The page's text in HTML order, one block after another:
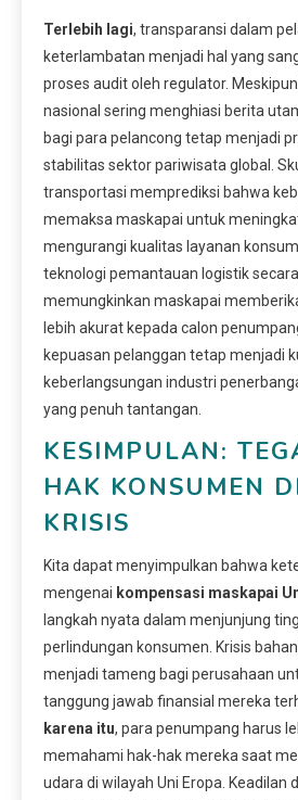
Terlebih lagi, transparansi dalam
keterlambatan menjadi hal yang
proses audit oleh regulator.
nasional sering menghiasi berita
bagi para pelancong tetap menjadi
stabilitas sektor pariwisata global.
transportasi memprediksi bahwa
memaksa maskapai untuk
mengurangi kualitas layanan
teknologi pemantauan logistik
memungkinkan maskapai
lebih akurat kepada calon
kepuasan pelanggan tetap menjadi
keberlangsungan industri
yang penuh tantangan.
KESIMPULAN:
HAK KONSUMEN
KRISIS
Kita dapat menyimpulkan bahwa
mengenai kompensasi maskapai
langkah nyata dalam menjunjung
perlindungan konsumen. Krisis
menjadi tameng bagi perusahaan
tanggung jawab finansial mereka
karena itu, para penumpang harus
memahami hak-hak mereka saat
udara di wilayah Uni Eropa. Keadilan